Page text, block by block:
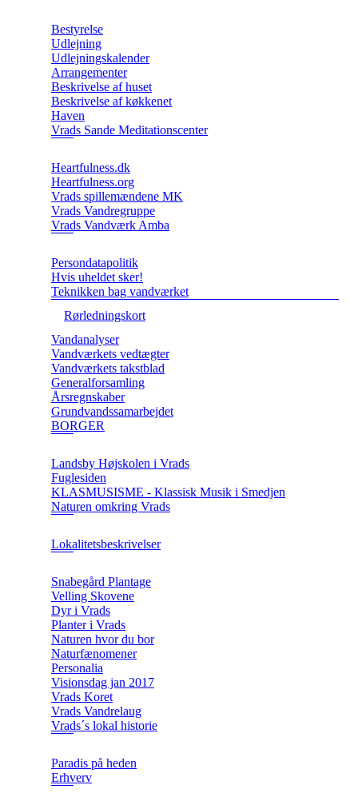
Bestyrelse
Udlejning
Udlejningskalender
Arrangementer
Beskrivelse af huset
Beskrivelse af køkkenet
Haven
Vrads Sande Meditationscenter
Heartfulness.dk
Heartfulness.org
Vrads spillemændene MK
Vrads Vandregruppe
Vrads Vandværk Amba
Persondatapolitik
Hvis uheldet sker!
Teknikken bag vandværket
Rørledningskort
Vandanalyser
Vandværkets vedtægter
Vandværkets takstblad
Generalforsamling
Årsregnskaber
Grundvandssamarbejdet
BORGER
Landsby Højskolen i Vrads
Fuglesiden
KLASMUSISME - Klassisk Musik i Smedjen
Naturen omkring Vrads
Lokalitetsbeskrivelser
Snabegård Plantage
Velling Skovene
Dyr i Vrads
Planter i Vrads
Naturen hvor du bor
Naturfænomener
Personalia
Visionsdag jan 2017
Vrads Koret
Vrads Vandrelaug
Vrads´s lokal historie
Paradis på heden
Erhverv